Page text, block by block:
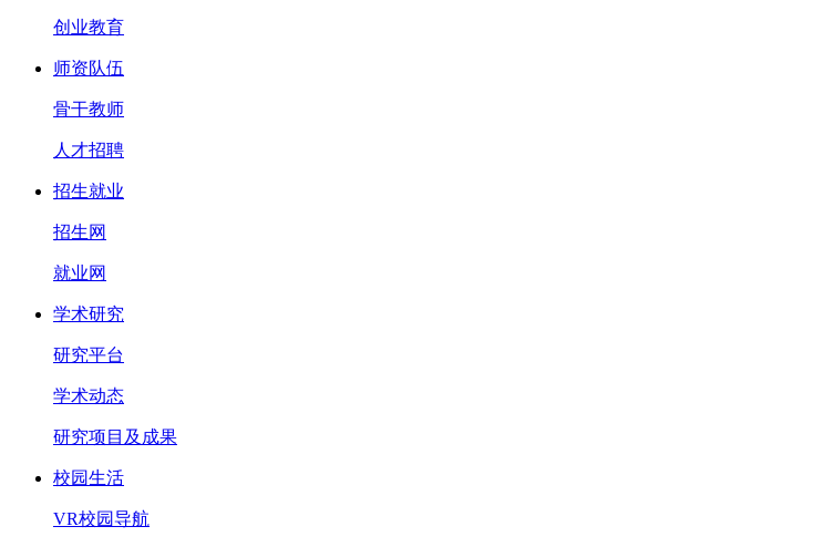
创业教育
师资队伍
骨干教师
人才招聘
招生就业
招生网
就业网
学术研究
研究平台
学术动态
研究项目及成果
校园生活
VR校园导航